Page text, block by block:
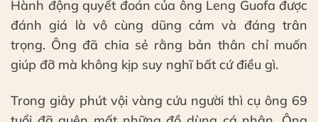
Hành động quyết đoán của ông Leng Guofa được
đánh giá là vô cùng dũng cảm và đáng trân
trọng. Ông đã chia sẻ rằng bản thân chỉ muốn
giúp đỡ mà không kịp suy nghĩ bất cứ điều gì.
Trong giây phút vội vàng cứu người thì cụ ông 69